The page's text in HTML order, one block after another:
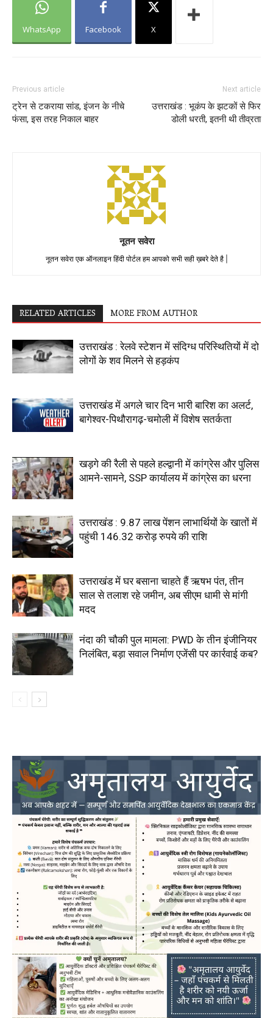
WhatsApp Facebook X
Previous article
ट्रेन से टकराया सांड, इंजन के नीचे
फंसा, इस तरह निकाल बाहर
Next article
उत्तराखंड : भूकंप के झटकों से फिर
डोली धरती, इतनी थी तीव्रता
नूतन सवेरा
नूतन सवेरा एक ऑनलाइन हिंदी पोर्टल हम आपको सभी सही ख़बरे देते है |
RELATED ARTICLES MORE FROM AUTHOR
उत्तराखंड : रेलवे स्टेशन में संदिग्ध परिस्थितियों में दो
लोगों के शव मिलने से हड़कंप
उत्तराखंड में अगले चार दिन भारी बारिश का अलर्ट,
बागेश्वर-पिथौरागढ़-चमोली में विशेष सतर्कता
खड़गे की रैली से पहले हल्द्वानी में कांग्रेस और पुलिस
आमने-सामने, SSP कार्यालय में कांग्रेस का धरना
उत्तराखंड : 9.87 लाख पेंशन लाभार्थियों के खातों में
पहुंची 146.32 करोड़ रुपये की राशि
उत्तराखंड में घर बसाना चाहते हैं ऋषभ पंत, तीन
साल से तलाश रहे जमीन, अब सीएम धामी से मांगी
मदद
नंदा की चौकी पुल मामला: PWD के तीन इंजीनियर
निलंबित, बड़ा सवाल निर्माण एजेंसी पर कार्रवाई कब?